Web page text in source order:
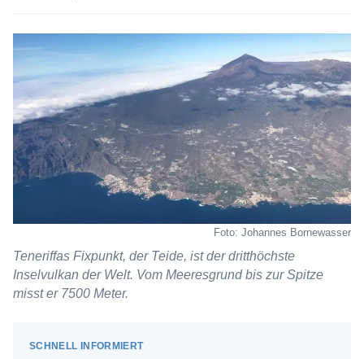
Foto: Johannes Bornewasser
Teneriffas Fixpunkt, der Teide, ist der dritthöchste
Inselvulkan der Welt. Vom Meeresgrund bis zur Spitze
misst er 7500 Meter.